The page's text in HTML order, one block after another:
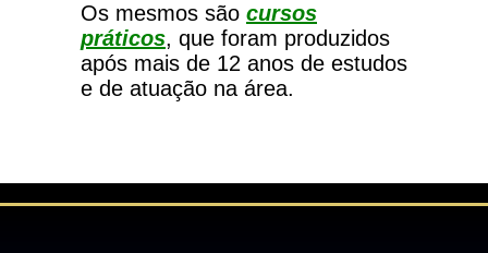
Os mesmos são cursos
práticos, que foram produzidos
após mais de 12 anos de estudos
e de atuação na área.